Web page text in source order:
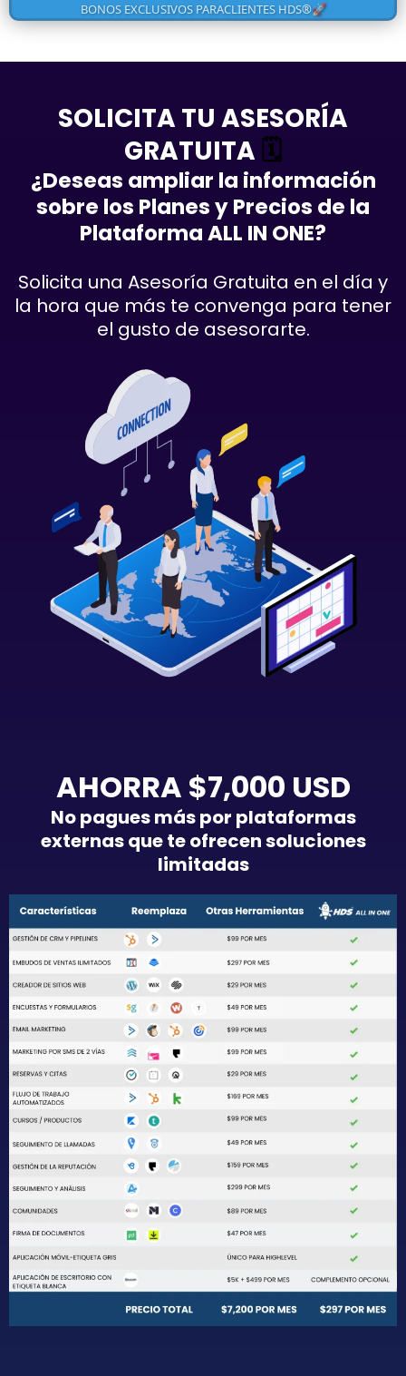
BONOS EXCLUSIVOS PARACLIENTES HDS®🚀
SOLICITA TU ASESORÍA
GRATUITA 🗓️
¿Deseas ampliar la información
sobre los Planes y Precios de la
Plataforma ALL IN ONE?
Solicita una Asesoría Gratuita en el día y
la hora que más te convenga para tener
el gusto de asesorarte.
AHORRA $7,000 USD
No pagues más por plataformas
externas que te ofrecen soluciones
limitadas